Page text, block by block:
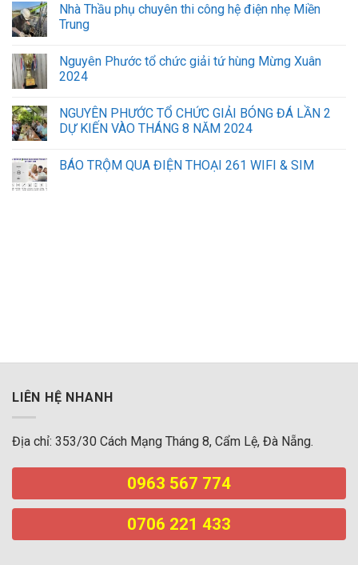
Nhà Thầu phụ chuyên thi công hệ điện nhẹ Miền
Trung
Nguyên Phước tổ chức giải tứ hùng Mừng Xuân
2024
NGUYÊN PHƯỚC TỔ CHỨC GIẢI BÓNG ĐÁ LẦN 2
DỰ KIẾN VÀO THÁNG 8 NĂM 2024
BÁO TRỘM QUA ĐIỆN THOẠI 261 WIFI & SIM
LIÊN HỆ NHANH
Địa chỉ: 353/30 Cách Mạng Tháng 8, Cẩm Lệ, Đà Nẵng.
0963 567 774
0706 221 433